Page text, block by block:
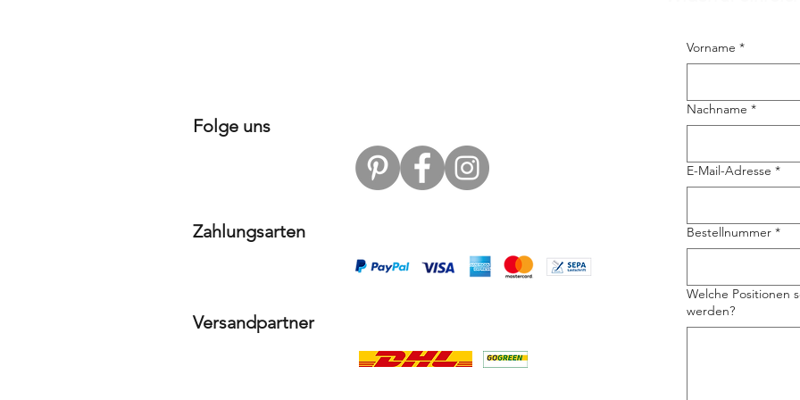
Folge uns
Zahlungsarten
Vorname *
Nachname *
E-Mail-Adresse *
Bestellnummer *
Welche Positionen
werden?
Versandpartner